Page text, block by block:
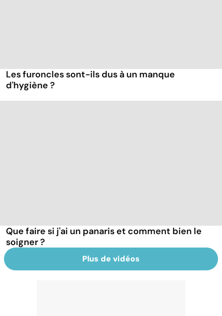
Les furoncles sont-ils dus à un manque
d'hygiène ?
Que faire si j'ai un panaris et comment bien le
soigner ?
Plus de vidéos